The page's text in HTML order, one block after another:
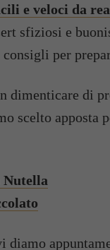
e veloci da
sfiziosi e
per
dimenticare di
scelto apposta
Nutella
diamo